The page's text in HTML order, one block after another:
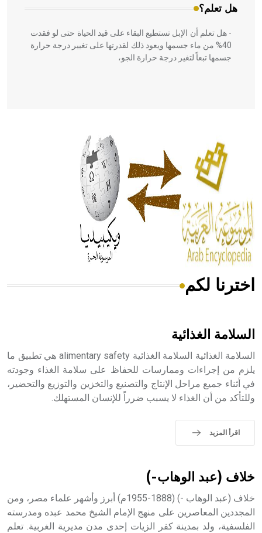
هل تعلم؟
- هل تعلم أن الإبل تستطيع البقاء على قيد الحياة حتى لو فقدت
40% من ماء جسمها ويعود ذلك لقدرتها على تغيير درجة حرارة
جسمها تبعاً لتغير درجة حرارة الجو،
الحكم، الأدلة، تنظيم التغذية، ورسالته في جروح الرأس. ويعود
له الفضل بأنه حرر الطب من الدين والفلسفة.
- هل تعلم أن المرجان إفراز حيواني يتكون في البحر ويتركب
من مادة كربونات الكلسيوم، وهو أحمر أو شديد الحمرة وهو
أجود أنواعه، ويمتاز بكبر الحجم ويسمى الش
هل تعلم أن الأبسيد كلمة فرنسية اللفظ تم اعتمادها مصطلحاً
- هل تعلم أن أبجر Abgar اسم معروف جيداً يعود إلى عدد من
الملوك الذين حكموا مدينة إديسا (الرها) من أبجر الأول وحتى
sign تكتب منفصلة غير متصلة، وتعتمد المبدأ الأكوروفوني،
حيث تقتصر القيمة الصوتية للعلامة الك
اخترنا لكم
السلامة الغذائية
السلامة الغذائية السلامة الغذائية alimentary safety هي تطبيق ما
يلزم من إجراءات وممارسات للحفاظ على سلامة الغذاء وجودته
في أثناء جميع مراحل الإنتاج والتصنيع والتخزين والتوزيع والتحضير،
وللتأكد من أن الغذاء لا يسبب ضرراً للإنسان المستهلك.
اقرأ المزيد
خلاف (عبد الوهاب-)
خلاف (عبد الوهاب -) (1888-1955م) أبرز وأشهر علماء مصر، ومن
المجددين المعاصرين على منهج الإمام الشيخ محمد عبده ومدرسته
الفلسفية، ولد بمدينة كفر الزيات إحدى مدن مديرية الغربية. تعلم